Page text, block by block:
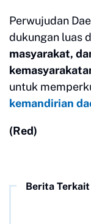
Perwujudan
dukungan luas
masyarakat,
untuk
kemandirian
(Red)
Berita Terkait